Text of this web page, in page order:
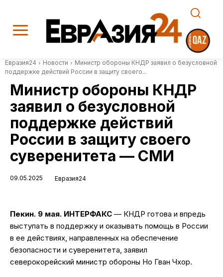
Евразия24 Новости
Министр обороны КНДР заявил о безусловной
поддержке действий России в защиту своего...
Министр обороны КНДР
заявил о безусловной
поддержке действий
России в защиту своего
суверенитета — СМИ
09.05.2025 Евразия24
Пекин. 9 мая. ИНТЕРФАКС — КНДР готова и впредь
выступать в поддержку и оказывать помощь в России
в ее действиях, направленных на обеспечение
безопасности и суверенитета, заявил
северокорейский министр обороны Но Гван Чхор.